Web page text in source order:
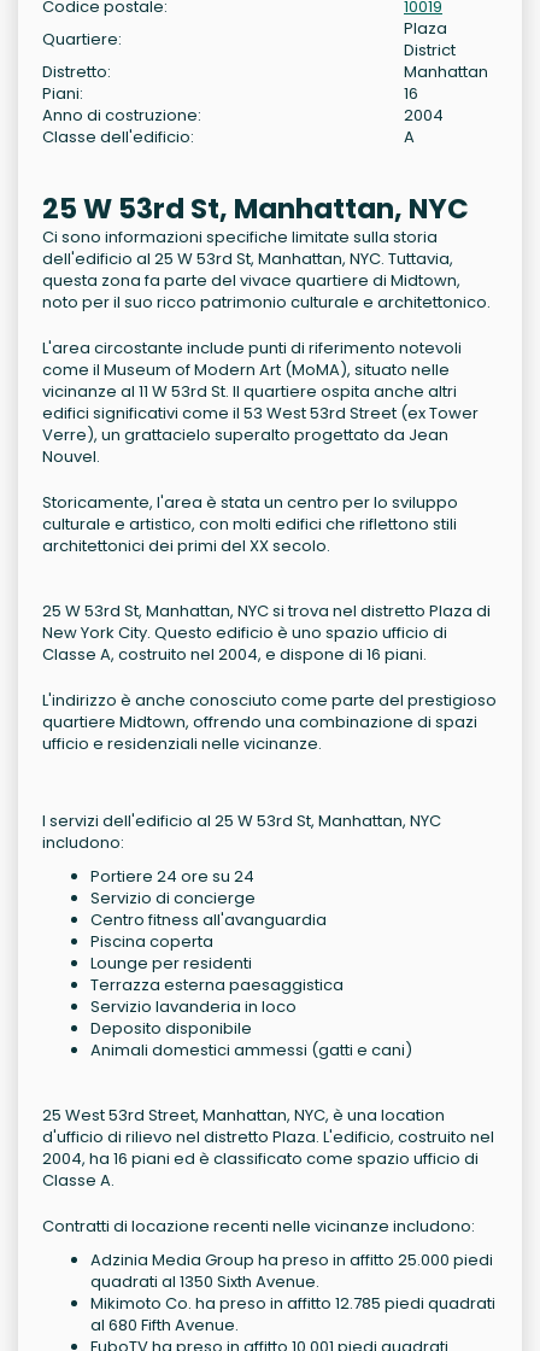
Codice postale:
10019
Quartiere:
Plaza
District
Distretto:
Manhattan
Piani:
16
Anno di costruzione:
2004
Classe dell'edificio:
A
25 W 53rd St, Manhattan, NYC
Ci sono informazioni specifiche limitate sulla storia
dell'edificio al 25 W 53rd St, Manhattan, NYC. Tuttavia,
questa zona fa parte del vivace quartiere di Midtown,
noto per il suo ricco patrimonio culturale e architettonico.
L'area circostante include punti di riferimento notevoli
come il Museum of Modern Art (MoMA), situato nelle
vicinanze al 11 W 53rd St. Il quartiere ospita anche altri
edifici significativi come il 53 West 53rd Street (ex Tower
Verre), un grattacielo superalto progettato da Jean
Nouvel.
Storicamente, l'area è stata un centro per lo sviluppo
culturale e artistico, con molti edifici che riflettono stili
architettonici dei primi del XX secolo.
25 W 53rd St, Manhattan, NYC si trova nel distretto Plaza di
New York City. Questo edificio è uno spazio ufficio di
Classe A, costruito nel 2004, e dispone di 16 piani.
L'indirizzo è anche conosciuto come parte del prestigioso
quartiere Midtown, offrendo una combinazione di spazi
ufficio e residenziali nelle vicinanze.
I servizi dell'edificio al 25 W 53rd St, Manhattan, NYC
includono:
Portiere 24 ore su 24
Servizio di concierge
Centro fitness all'avanguardia
Piscina coperta
Lounge per residenti
Terrazza esterna paesaggistica
Servizio lavanderia in loco
Deposito disponibile
Animali domestici ammessi (gatti e cani)
25 West 53rd Street, Manhattan, NYC, è una location
d'ufficio di rilievo nel distretto Plaza. L'edificio, costruito nel
2004, ha 16 piani ed è classificato come spazio ufficio di
Classe A.
Contratti di locazione recenti nelle vicinanze includono:
Adzinia Media Group ha preso in affitto 25.000 piedi
quadrati al 1350 Sixth Avenue.
Mikimoto Co. ha preso in affitto 12.785 piedi quadrati
al 680 Fifth Avenue.